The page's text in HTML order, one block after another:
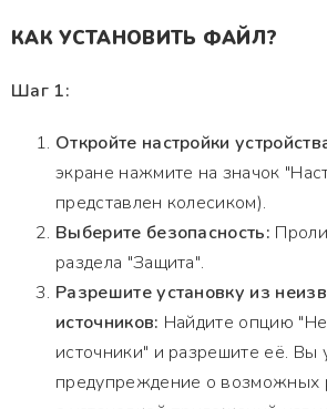
КАК УСТАНОВИТЬ ФАЙЛ?
Шаг 1:
Откройте настройки
экране нажмите на значок
представлен колесиком).
Выберите безопасность:
раздела "Защита".
Разрешите установку из
источников: Найдите опцию
источники" и разрешите её. Вы
предупреждение о возможных